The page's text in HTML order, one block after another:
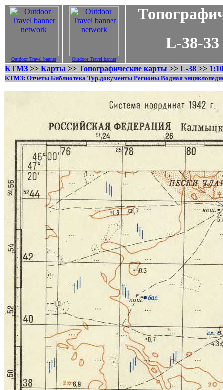
Outdoor Travel banner Outdoor Travel banner
L-38-33 -
КТМЗ >> Карты >> Топографические карты >> L-38 >>
КТМЗ: Отчеты Библиотека Тур.документы Регионы Водная